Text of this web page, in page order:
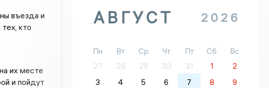
въезда и
кто
их месте
и пойдут
АВГУСТ 2026
Пн Вт Ср Чт Пт Сб
Вс
27
28 29 30 31 1
2
3
4 5 6 7 8
9